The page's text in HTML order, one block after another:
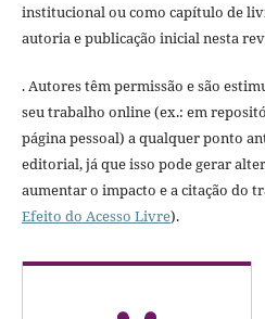
institucional ou como capítulo de
autoria e publicação inicial nesta
. Autores têm permissão e são
seu trabalho online (ex.: em
página pessoal) a qualquer ponto
editorial, já que isso pode gerar
aumentar o impacto e a citação do
Efeito do Acesso Livre).